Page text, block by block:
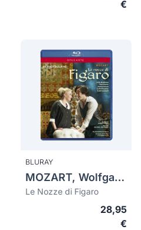
€
BLURAY
MOZART, Wolfgang Amadeus (1756-1791)
Le Nozze di Figaro
28,95
€